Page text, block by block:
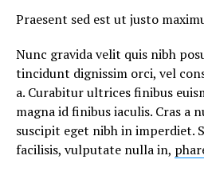
Praesent sed est ut justo
Nunc gravida velit quis nibh
tincidunt dignissim orci, vel
a. Curabitur ultrices finibus
magna id finibus iaculis. Cras a
suscipit eget nibh in imperdiet.
facilisis, vulputate nulla in,